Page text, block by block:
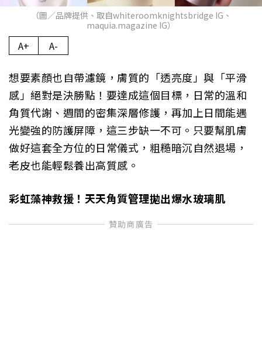
（圖／品牌提供、取自whiteroomknightsbridge IG、
maquia.magazine IG）
A+ A-
想要素顏也自帶濾鏡，膚質的「透亮度」與「平滑
感」絕對是決勝點！要達成這個目標，日常的溫和
角質代謝、週間的密集深層修護，再加上日間能遇
光變強的防護屏障，這三步缺一不可。只要幫肌膚
做好這套全方位的日常儀式，粗糙暗沉自然退場，
老皮也能輕鬆養出高質感。
彩虹藻神救援！天天角質管理拋出爆水玻璃肌